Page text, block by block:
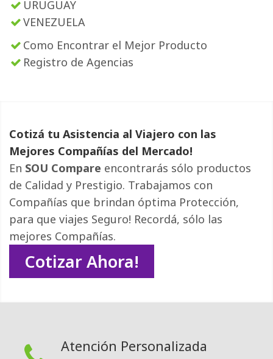
URUGUAY
VENEZUELA
Como Encontrar el Mejor Producto
Registro de Agencias
Cotizá tu Asistencia al Viajero con las
Mejores Compañías del Mercado!
En SOU Compare encontrarás sólo productos
de Calidad y Prestigio. Trabajamos con
Compañías que brindan óptima Protección,
para que viajes Seguro! Recordá, sólo las
mejores Compañías.
Cotizar Ahora!
Atención Personalizada